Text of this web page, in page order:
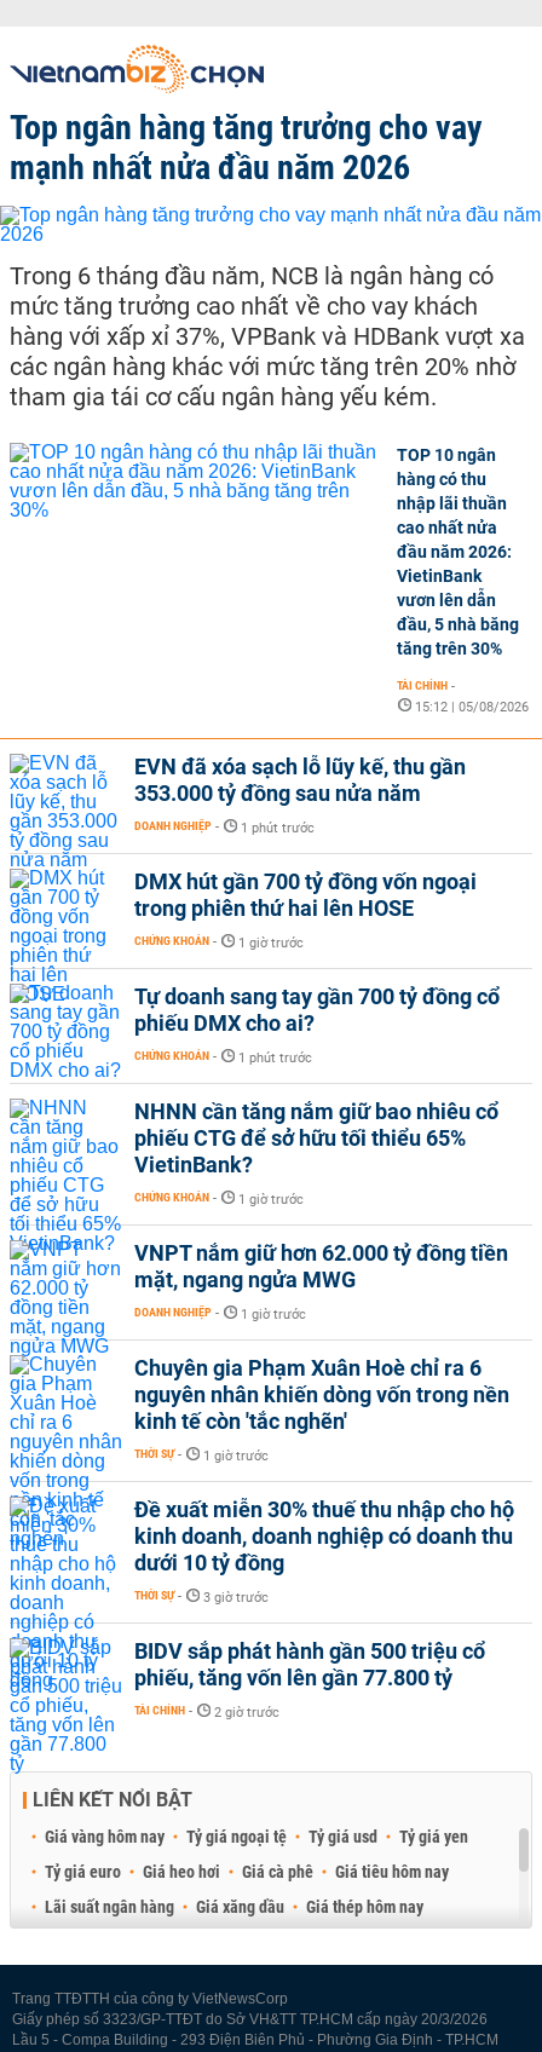
Top ngân hàng tăng trưởng cho vay
mạnh nhất nửa đầu năm 2026
Trong 6 tháng đầu năm, NCB là ngân hàng có
mức tăng trưởng cao nhất về cho vay khách
hàng với xấp xỉ 37%, VPBank và HDBank vượt xa
các ngân hàng khác với mức tăng trên 20% nhờ
tham gia tái cơ cấu ngân hàng yếu kém.
TOP 10 ngân
hàng có thu
nhập lãi thuần
cao nhất nửa
đầu năm 2026:
VietinBank
vươn lên dẫn
đầu, 5 nhà băng
tăng trên 30%
TÀI CHÍNH -
15:12 | 05/08/2026
EVN đã xóa sạch lỗ lũy kế, thu gần
353.000 tỷ đồng sau nửa năm
DOANH NGHIỆP - 1 phút trước
DMX hút gần 700 tỷ đồng vốn ngoại
trong phiên thứ hai lên HOSE
CHỨNG KHOÁN - 1 giờ trước
Tự doanh sang tay gần 700 tỷ đồng cổ
phiếu DMX cho ai?
CHỨNG KHOÁN - 1 phút trước
NHNN cần tăng nắm giữ bao nhiêu cổ
phiếu CTG để sở hữu tối thiểu 65%
VietinBank?
CHỨNG KHOÁN - 1 giờ trước
VNPT nắm giữ hơn 62.000 tỷ đồng tiền
mặt, ngang ngửa MWG
DOANH NGHIỆP - 1 giờ trước
Chuyên gia Phạm Xuân Hoè chỉ ra 6
nguyên nhân khiến dòng vốn trong nền
kinh tế còn 'tắc nghẽn'
THỜI SỰ - 1 giờ trước
Đề xuất miễn 30% thuế thu nhập cho hộ
kinh doanh, doanh nghiệp có doanh thu
dưới 10 tỷ đồng
THỜI SỰ - 3 giờ trước
BIDV sắp phát hành gần 500 triệu cổ
phiếu, tăng vốn lên gần 77.800 tỷ
TÀI CHÍNH - 2 giờ trước
LIÊN KẾT NỔI BẬT
Giá vàng hôm nay Tỷ giá ngoại tệ Tỷ giá usd
Tỷ giá yen
Tỷ giá euro
Giá heo hơi Giá cà phê
Giá tiêu hôm nay
Lãi suất ngân hàng
Giá xăng dầu
Giá thép hôm nay
Trang TTĐTTH của công ty VietNewsCorp
Giấy phép số 3323/GP-TTĐT do Sở VH&TT TP.HCM cấp ngày 20/3/2026
Lầu 5 - Compa Building - 293 Điện Biên Phủ - Phường Gia Định - TP.HCM